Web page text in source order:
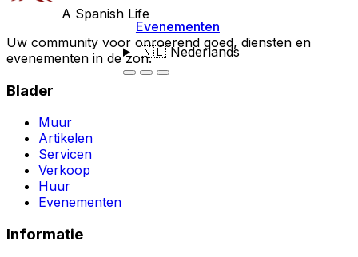
Evenementen
🇳🇱Nederlands
A Spanish Life
Uw community voor onroerend goed, diensten en
evenementen in de zon.
Blader
Muur
Artikelen
Servicen
Verkoop
Huur
Evenementen
Informatie